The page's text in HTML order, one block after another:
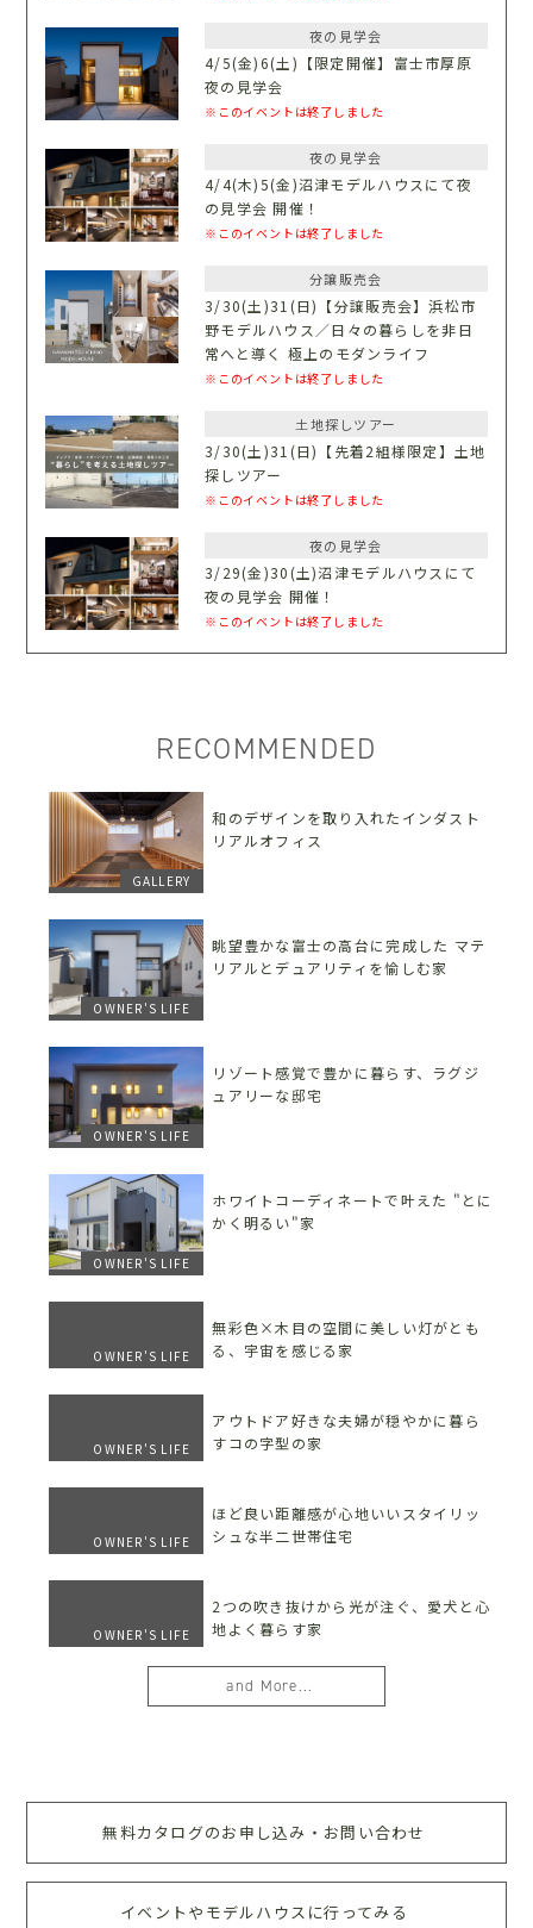
夜の見学会
4/5(金)6(土)【限定開催】富士市厚原
夜の見学会
※このイベントは終了しました
夜の見学会
4/4(木)5(金)沼津モデルハウスにて夜
の見学会 開催！
※このイベントは終了しました
分譲販売会
3/30(土)31(日)【分譲販売会】浜松市
野モデルハウス／日々の暮らしを非日
常へと導く 極上のモダンライフ
※このイベントは終了しました
土地探しツアー
3/30(土)31(日)【先着2組様限定】土地
探しツアー
※このイベントは終了しました
夜の見学会
3/29(金)30(土)沼津モデルハウスにて
夜の見学会 開催！
※このイベントは終了しました
RECOMMENDED
GALLERY
和のデザインを取り入れたインダスト
リアルオフィス
OWNER'S LIFE
眺望豊かな富士の高台に完成した マテ
リアルとデュアリティを愉しむ家
OWNER'S LIFE
リゾート感覚で豊かに暮らす、ラグジ
ュアリーな邸宅
OWNER'S LIFE
ホワイトコーディネートで叶えた "とに
かく明るい"家
OWNER'S LIFE
無彩色×木目の空間に美しい灯がとも
る、宇宙を感じる家
OWNER'S LIFE
アウトドア好きな夫婦が穏やかに暮ら
すコの字型の家
OWNER'S LIFE
ほど良い距離感が心地いいスタイリッ
シュな半二世帯住宅
OWNER'S LIFE
2つの吹き抜けから光が注ぐ、愛犬と心
地よく暮らす家
and More...
無料カタログのお申し込み・お問い合わせ
イベントやモデルハウスに行ってみる